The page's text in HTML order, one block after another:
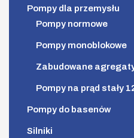
Pompy dla przemysłu
Pompy normowe
Pompy monoblokowe
Zabudowane
Pompy na prąd stały
Pompy do basenów
Silniki